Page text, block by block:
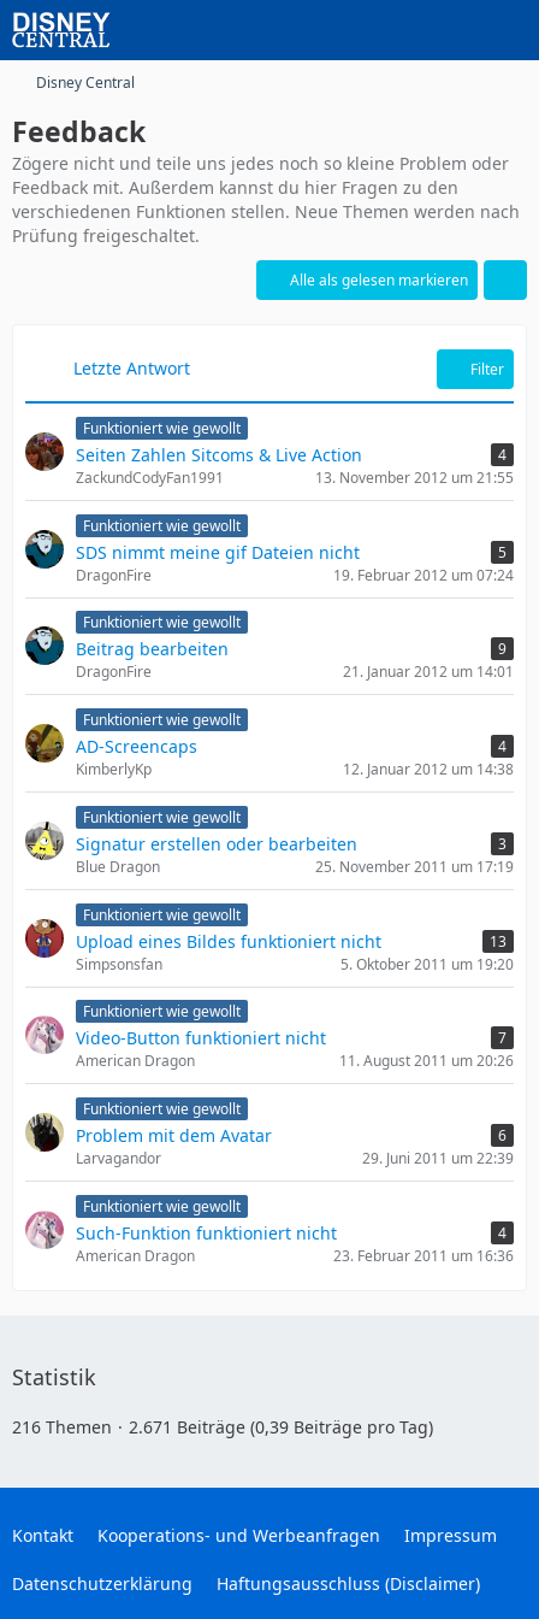
Disney Central
Feedback
Zögere nicht und teile uns jedes noch so kleine Problem oder
Feedback mit. Außerdem kannst du hier Fragen zu den
verschiedenen Funktionen stellen. Neue Themen werden nach
Prüfung freigeschaltet.
Alle als gelesen markieren
Letzte Antwort Filter
Funktioniert wie gewollt
Seiten Zahlen Sitcoms & Live Action
4
ZackundCodyFan1991
13. November 2012 um 21:55
Funktioniert wie gewollt
SDS nimmt meine gif Dateien nicht
5
DragonFire
19. Februar 2012 um 07:24
Funktioniert wie gewollt
Beitrag bearbeiten
9
DragonFire
21. Januar 2012 um 14:01
Funktioniert wie gewollt
AD-Screencaps
4
KimberlyKp
12. Januar 2012 um 14:38
Funktioniert wie gewollt
Signatur erstellen oder bearbeiten
3
Blue Dragon
25. November 2011 um 17:19
Funktioniert wie gewollt
Upload eines Bildes funktioniert nicht
13
Simpsonsfan
5. Oktober 2011 um 19:20
Funktioniert wie gewollt
Video-Button funktioniert nicht
7
American Dragon
11. August 2011 um 20:26
Funktioniert wie gewollt
Problem mit dem Avatar
6
Larvagandor
29. Juni 2011 um 22:39
Funktioniert wie gewollt
Such-Funktion funktioniert nicht
4
American Dragon
23. Februar 2011 um 16:36
Statistik
216 Themen 2.671 Beiträge (0,39 Beiträge pro Tag)
Kontakt Kooperations- und Werbeanfragen Impressum
Datenschutzerklärung Haftungsausschluss (Disclaimer)